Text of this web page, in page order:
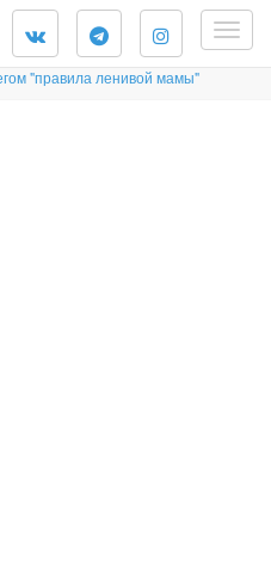
"правила ленивой мамы"